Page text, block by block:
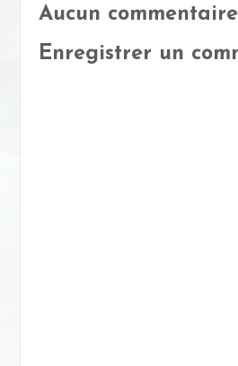
Aucun
Enregistrer un